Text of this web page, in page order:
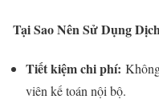
Tại Sao Nên Sử Dụng
Tiết kiệm chi phí:
viên kế toán nội bộ.